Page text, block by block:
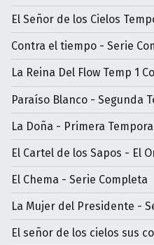
El Señor de los Cielos
Contra el tiempo - Serie
La Reina Del Flow Temp 1
Paraíso Blanco - Segunda
La Doña - Primera
El Cartel de los Sapos - El
El Chema - Serie Completa
La Mujer del Presidente -
El señor de los cielos sus